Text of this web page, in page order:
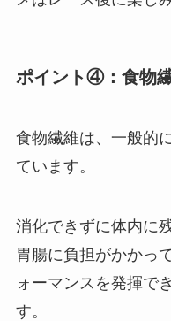
ポイント④：食物
食物繊維は、一般的
ています。
消化できずに体内に
胃腸に負担がかかっ
ォーマンスを発揮で
す。